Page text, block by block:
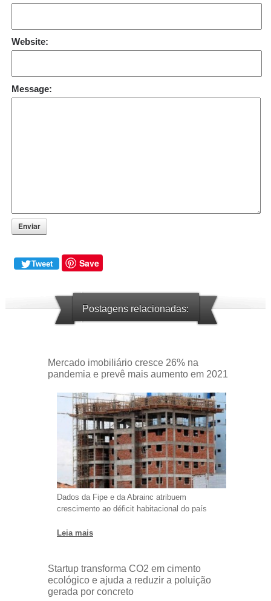
Website:
Message:
Enviar
Tweet Save
Postagens relacionadas:
Mercado imobiliário cresce 26% na
pandemia e prevê mais aumento em 2021
Dados da Fipe e da Abrainc atribuem
crescimento ao déficit habitacional do país
Leia mais
Startup transforma CO2 em cimento
ecológico e ajuda a reduzir a poluição
gerada por concreto